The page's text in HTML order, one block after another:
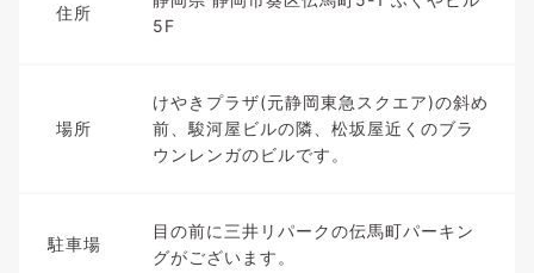
住所
5F
場所
けやきプラザ(元静岡東急スクエア)の斜め
前、駿河屋ビルの隣、松坂屋近くのブラ
ウンレンガのビルです。
駐車場
目の前に三井リパークの伝馬町パーキン
グがございます。